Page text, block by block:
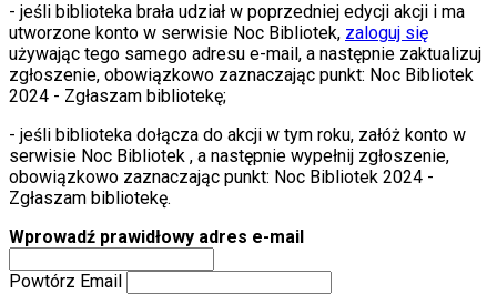
- jeśli biblioteka brała udział w poprzedniej edycji akcji i ma
utworzone konto w serwisie Noc Bibliotek, zaloguj się
używając tego samego adresu e-mail, a następnie zaktualizuj
zgłoszenie, obowiązkowo zaznaczając punkt: Noc Bibliotek
2024 - Zgłaszam bibliotekę;
- jeśli biblioteka dołącza do akcji w tym roku, załóż konto w
serwisie Noc Bibliotek , a następnie wypełnij zgłoszenie,
obowiązkowo zaznaczając punkt: Noc Bibliotek 2024 -
Zgłaszam bibliotekę.
Wprowadź prawidłowy adres e-mail
Powtórz Email